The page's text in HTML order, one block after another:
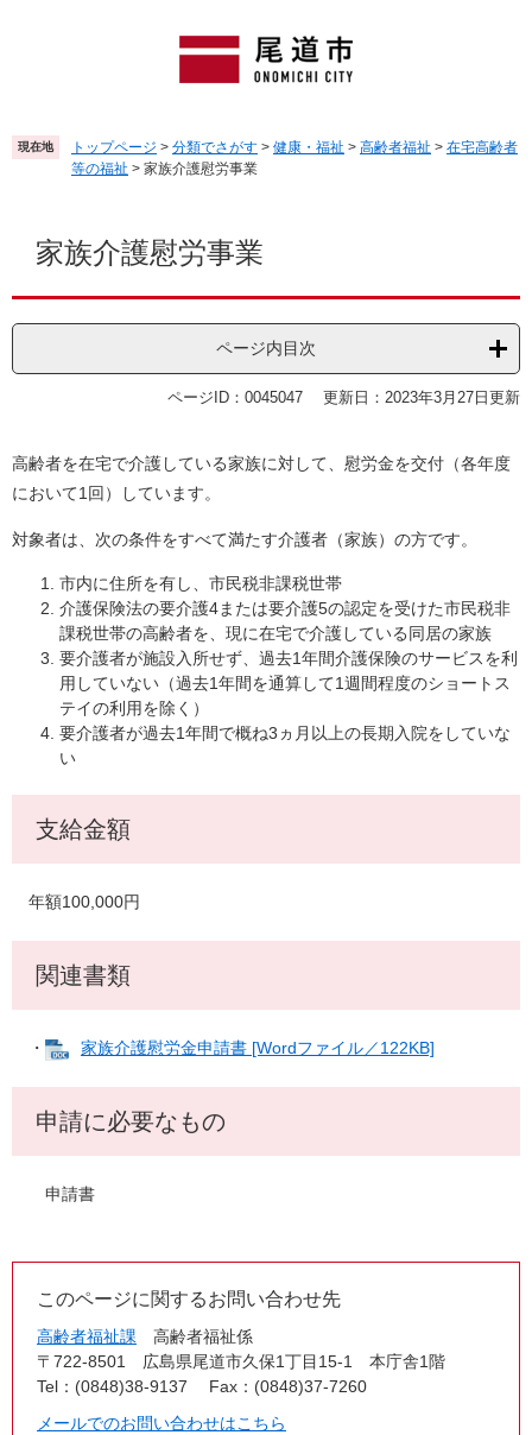
頭
で
飛
ば
現在地 トップページ > 分類でさがす > 健康・福祉 > 高齢者福祉 > 在宅高齢者
等の福祉 > 家族介護慰労事業
家族介護慰労事業
ページ内目次
ページID：0045047 更新日：2023年3月27日更新
高齢者を在宅で介護している家族に対して、慰労金を交付（各年度
において1回）しています。
対象者は、次の条件をすべて満たす介護者（家族）の方です。
市内に住所を有し、市民税非課税世帯
介護保険法の要介護4または要介護5の認定を受けた市民税非
課税世帯の高齢者を、現に在宅で介護している同居の家族
要介護者が施設入所せず、過去1年間介護保険のサービスを利
用していない（過去1年間を通算して1週間程度のショートス
テイの利用を除く）
要介護者が過去1年間で概ね3ヵ月以上の長期入院をしていな
い
支給金額
年額100,000円
関連書類
・ 家族介護慰労金申請書 [Wordファイル／122KB]
申請に必要なもの
申請書
このページに関するお問い合わせ先
高齢者福祉課
高齢者福祉係
〒722-8501
広島県尾道市久保1丁目15-1 本庁舎1階
Tel：(0848)38-9137
Fax：(0848)37-7260
メールでのお問い合わせはこちら